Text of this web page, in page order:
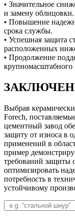
• Значительное
и замену облицовки.
• Повышение
срока службы.
• Успешная защита
расположенных
• Продолжение
крупномасштабного
Выбрав
Forech,
цементный завод
защиту от износа в
применений в
пример
требований защиты
оптимизировать
потребность в
устойчивому